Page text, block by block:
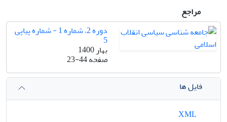
مراجع
دوره 2، شماره 1 - شماره پیاپی
5
بهار 1400
صفحه23-44
فایل ها